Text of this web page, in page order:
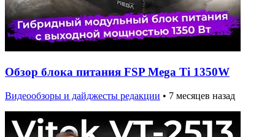
Обзор блока питания FSP Mega Ti 1350W
Видеообзоры и дайджесты редакции • 7 месяцев назад